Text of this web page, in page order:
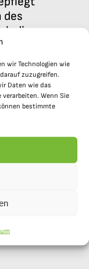
wir Technologien wie
zuzugreifen.
Daten wie das
Wenn Sie
bestimmte
des
die
Anlagen.
die
die in der
der
die
die in
tätig
der sich